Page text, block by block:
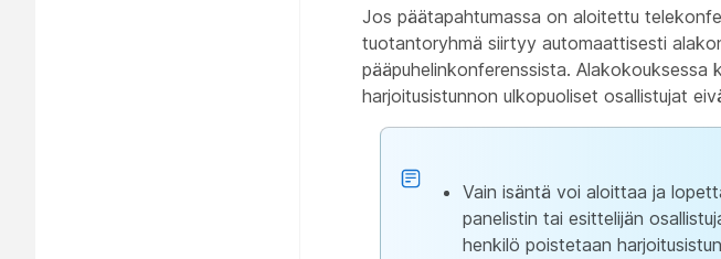
Jos päätapahtumassa on aloitettu
tuotantoryhmä siirtyy automaattisesti
pääpuhelinkonferenssista.
harjoitusistunnon ulkopuoliset osallistujat
Vain isäntä voi aloittaa ja
panelistin tai esittelijän
henkilö poistetaan